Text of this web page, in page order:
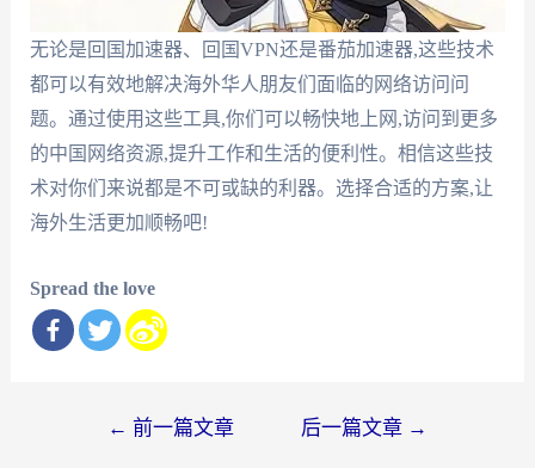
无论是回国加速器、回国VPN还是番茄加速器,这些技术
都可以有效地解决海外华人朋友们面临的网络访问问
题。通过使用这些工具,你们可以畅快地上网,访问到更多
的中国网络资源,提升工作和生活的便利性。相信这些技
术对你们来说都是不可或缺的利器。选择合适的方案,让
海外生活更加顺畅吧!
Spread the love
← 前一篇文章 后一篇文章 →